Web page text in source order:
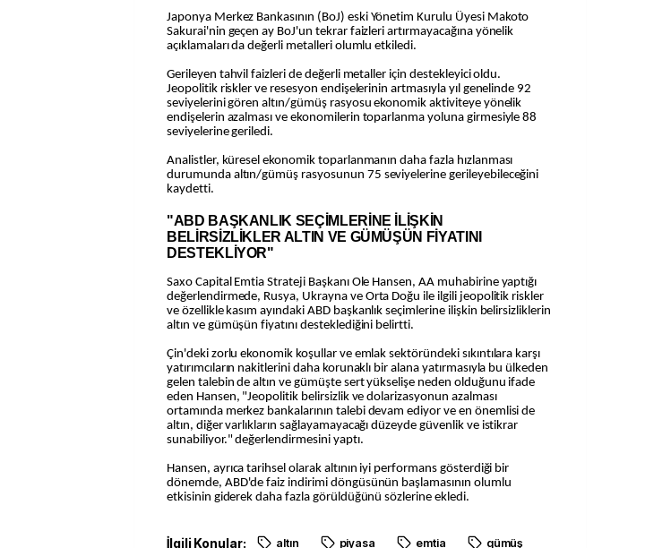
Japonya Merkez Bankasının (BoJ) eski Yönetim Kurulu Üyesi Makoto
Sakurai'nin geçen ay BoJ'un tekrar faizleri artırmayacağına yönelik
açıklamaları da değerli metalleri olumlu etkiledi.
Gerileyen tahvil faizleri de değerli metaller için destekleyici oldu.
Jeopolitik riskler ve resesyon endişelerinin artmasıyla yıl genelinde 92
seviyelerini gören altın/gümüş rasyosu ekonomik aktiviteye yönelik
endişelerin azalması ve ekonomilerin toparlanma yoluna girmesiyle 88
seviyelerine geriledi.
Analistler, küresel ekonomik toparlanmanın daha fazla hızlanması
durumunda altın/gümüş rasyosunun 75 seviyelerine gerileyebileceğini
kaydetti.
"ABD BAŞKANLIK SEÇİMLERİNE İLİŞKİN
BELİRSİZLİKLER ALTIN VE GÜMÜŞÜN FİYATINI
DESTEKLİYOR"
Saxo Capital Emtia Strateji Başkanı Ole Hansen, AA muhabirine yaptığı
değerlendirmede, Rusya, Ukrayna ve Orta Doğu ile ilgili jeopolitik riskler
ve özellikle kasım ayındaki ABD başkanlık seçimlerine ilişkin belirsizliklerin
altın ve gümüşün fiyatını desteklediğini belirtti.
Çin'deki zorlu ekonomik koşullar ve emlak sektöründeki sıkıntılara karşı
yatırımcıların nakitlerini daha korunaklı bir alana yatırmasıyla bu ülkeden
gelen talebin de altın ve gümüşte sert yükselişe neden olduğunu ifade
eden Hansen, "Jeopolitik belirsizlik ve dolarizasyonun azalması
ortamında merkez bankalarının talebi devam ediyor ve en önemlisi de
altın, diğer varlıkların sağlayamayacağı düzeyde güvenlik ve istikrar
sunabiliyor." değerlendirmesini yaptı.
Hansen, ayrıca tarihsel olarak altının iyi performans gösterdiği bir
dönemde, ABD'de faiz indirimi döngüsünün başlamasının olumlu
etkisinin giderek daha fazla görüldüğünü sözlerine ekledi.
İlgili Konular: altın piyasa emtia gümüş